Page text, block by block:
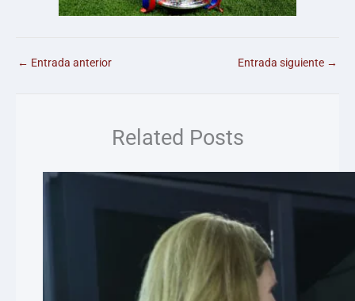
← Entrada anterior Entrada siguiente →
Related Posts